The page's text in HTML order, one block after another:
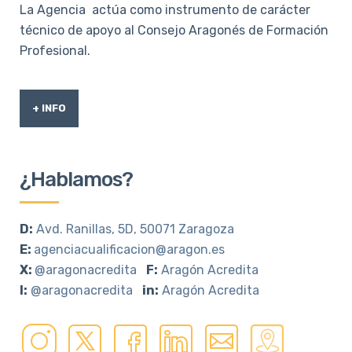
La Agencia actúa como instrumento de carácter
técnico de apoyo al Consejo Aragonés de Formación
Profesional.
+ INFO
¿Hablamos?
D: Avd. Ranillas, 5D, 50071 Zaragoza
E: agenciacualificacion@aragon.es
X: @aragonacredita F: Aragón Acredita
I: @aragonacredita in: Aragón Acredita